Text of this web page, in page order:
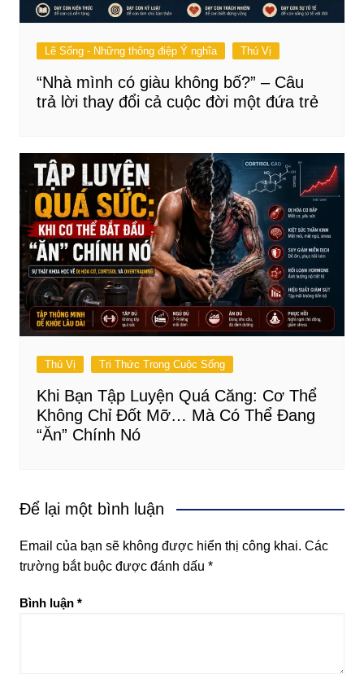
Lẽ Sống - Những thông điệp Ý nghĩa Thú Vị
“Nhà mình có giàu không bố?” – Câu
trả lời thay đổi cả cuộc đời một đứa trẻ
Thú Vị Tri Thức Trong Cuộc Sống
Khi Bạn Tập Luyện Quá Căng: Cơ Thể
Không Chỉ Đốt Mỡ… Mà Có Thể Đang
“Ăn” Chính Nó
Để lại một bình luận
Email của bạn sẽ không được hiển thị công khai. Các
trường bắt buộc được đánh dấu *
Bình luận *